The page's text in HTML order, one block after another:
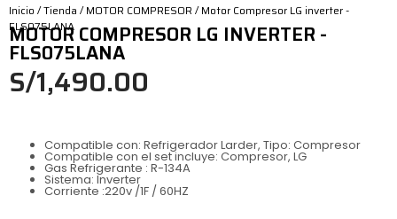
Inicio /Tienda /MOTOR COMPRESOR / Motor Compresor LG inverter -
FLS075LANA
MOTOR COMPRESOR LG INVERTER -
FLS075LANA
S/1,490.00
Compatible con: Refrigerador Larder, Tipo: Compresor
Compatible con el set incluye: Compresor, LG
Gas Refrigerante : R-134A
Sistema: Inverter
Corriente :220v /1F / 60HZ